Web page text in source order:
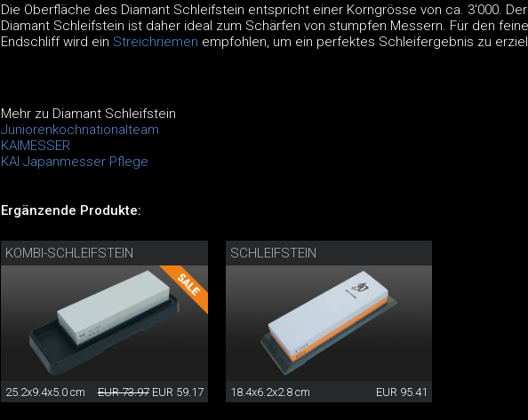
Die Oberfläche des Diamant Schleifstein entspricht einer Korngrösse von ca. 3'000. Der
Diamant Schleifstein ist daher ideal zum Schärfen von stumpfen Messern. Für den
Endschliff wird ein Streichriemen empfohlen, um ein perfektes Schleifergebnis zu
Mehr zu Diamant Schleifstein
Juniorenkochnationalteam
KAIMESSER
KAI Japanmesser Pflege
Ergänzende Produkte:
KOMBI-SCHLEIFSTEIN
25.2x9.4x5.0 cm EUR 73.97 EUR 59.17
SCHLEIFSTEIN
18.4x6.2x2.8 cm EUR 95.41